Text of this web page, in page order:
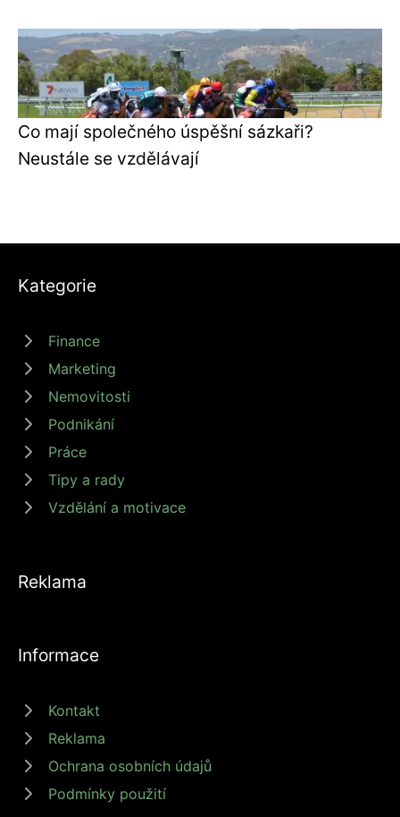
Co mají společného úspěšní sázkaři?
Neustále se vzdělávají
Kategorie
Finance
Marketing
Nemovitosti
Podnikání
Práce
Tipy a rady
Vzdělání a motivace
Reklama
Informace
Kontakt
Reklama
Ochrana osobních údajů
Podmínky použití